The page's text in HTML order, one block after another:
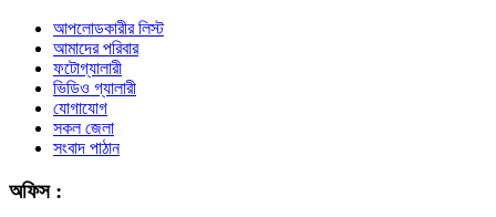
আপলোডকারীর লিস্ট
আমাদের পরিবার
ফটোগ্যালারী
ভিডিও গ্যালারী
যোগাযোগ
সকল জেলা
সংবাদ পাঠান
অফিস :